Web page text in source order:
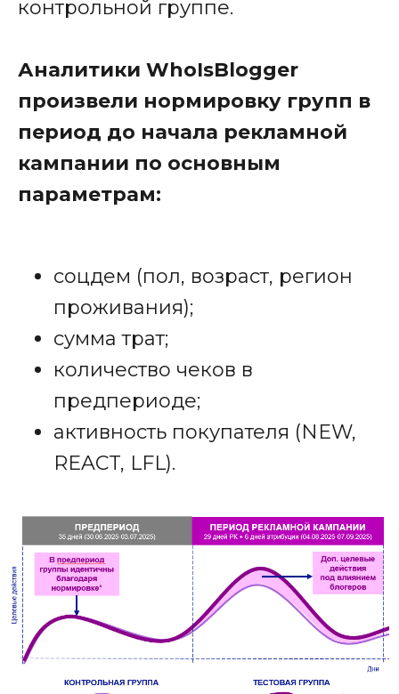
контрольной группе.
Аналитики WhoIsBlogger
произвели нормировку групп в
период до начала рекламной
кампании по основным
параметрам:
соцдем (пол, возраст, регион
проживания);
сумма трат;
количество чеков в
предпериоде;
активность покупателя (NEW,
REACT, LFL).